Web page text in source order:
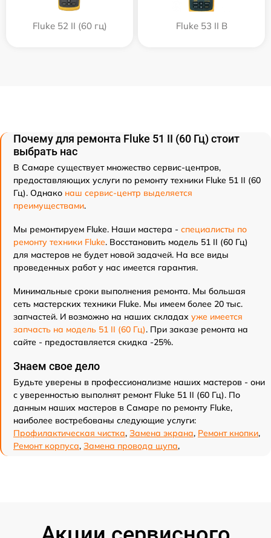
Fluke 52 II (60 гц) Fluke 53 II B
Почему для ремонта Fluke 51 II (60 Гц) стоит
выбрать нас
В Самаре существует множество сервис-центров,
предоставляющих услуги по ремонту техники Fluke 51 II (60
Гц). Однако наш сервис-центр выделяется
преимуществами.
Мы ремонтируем Fluke. Наши мастера - специалисты по
ремонту техники Fluke. Восстановить модель 51 II (60 Гц)
для мастеров не будет новой задачей. На все виды
проведенных работ у нас имеется гарантия.
Минимальные сроки выполнения ремонта. Мы большая
сеть мастерских техники Fluke. Мы имеем более 20 тыс.
запчастей. И возможно на наших складах уже имеется
запчасть на модель 51 II (60 Гц). При заказе ремонта на
сайте - предоставляется скидка -25%.
Знаем свое дело
Будьте уверены в профессионализме наших мастеров - они
с уверенностью выполнят ремонт Fluke 51 II (60 Гц). По
данным наших мастеров в Самаре по ремонту Fluke,
наиболее востребованы следующие услуги:
Профилактическая чистка, Замена экрана, Ремонт кнопки,
Ремонт корпуса, Замена провода щупа,